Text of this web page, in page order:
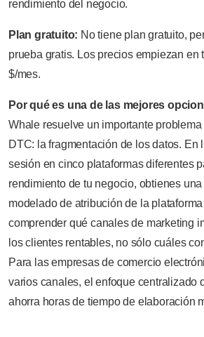
rendimiento del negocio.
Plan gratuito: No tiene plan gratuito,
prueba gratis. Los precios empiezan en
$/mes.
Por qué es una de las mejores
Whale resuelve un importante
DTC: la fragmentación de los datos. En
sesión en cinco plataformas diferentes
rendimiento de tu negocio, obtienes
modelado de atribución de la
comprender qué canales de marketing
los clientes rentables, no sólo cuáles
Para las empresas de comercio
varios canales, el enfoque centralizado
ahorra horas de tiempo de elaboración